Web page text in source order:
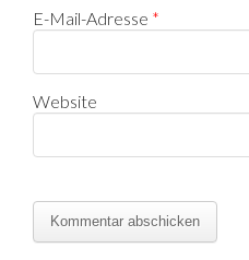
E-Mail-Adresse *
Website